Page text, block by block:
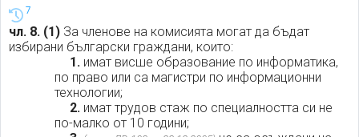
7
чл. 8. (1) За членове на комисията могат да бъдат
избирани български граждани, които:
1.имат висше образование по информатика,
по право или са магистри по информационни
технологии;
2.имат трудов стаж по специалността си не
по-малко от 10 години;